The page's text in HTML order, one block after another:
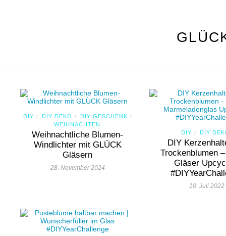
DIY / DIY DEKO / DIY GESCHENK /
WEIHNACHTEN
Weihnachtliche Blumen-
Windlichter mit GLÜCK
Gläsern
28. November 2024
DIY / DIY
DIY
Trockenblumen
Gläser
10. Juli 2022